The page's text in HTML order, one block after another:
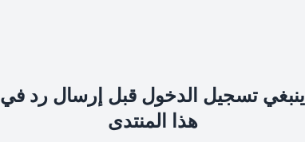
ينبغي تسجيل الدخول قبل إرسال رد في
هذا المنتدى